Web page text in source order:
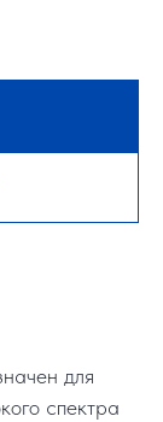
для
спектра